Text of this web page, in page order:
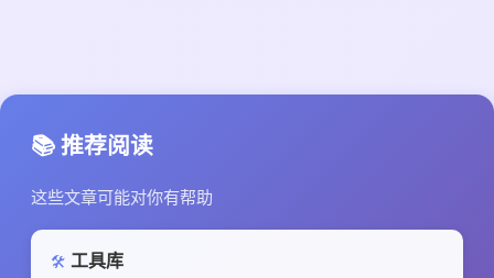
📚 推荐阅读
这些文章可能对你有帮助
🛠️ 工具库